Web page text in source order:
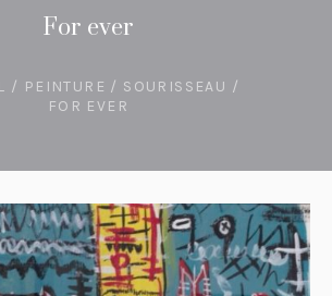
For ever
/ PEINTURE / SOURISSEAU /
FOR EVER